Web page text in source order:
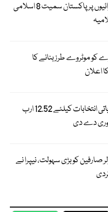
غزہ میں اسرائیلی کارروائیوں پر پاکستان سمیت 8 اسلامی
کو موٹروے طرز بنانے کا
اعلان
پنجاب حکومت نے بلدیاتی انتخابات کیلئے 12.52 ارب
دے دی
صارفین کو بڑی سہولت، نیپرا نے